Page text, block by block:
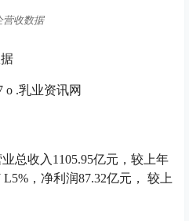
营收数据
o .乳业资讯网
总收入1105.95亿元，较上年
L5%，净利润87.32亿元， 较上